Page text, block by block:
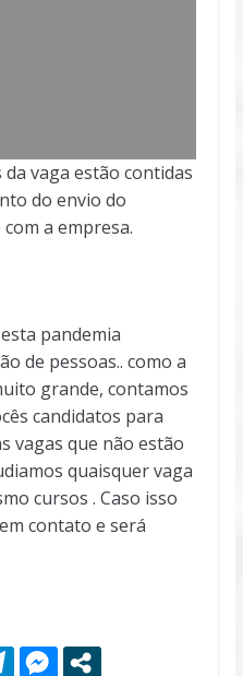
vaga estão contidas
do envio do
a empresa.
pandemia
de pessoas.. como a
grande, contamos
candidatos para
vagas que não estão
quaisquer vaga
cursos . Caso isso
contato e será